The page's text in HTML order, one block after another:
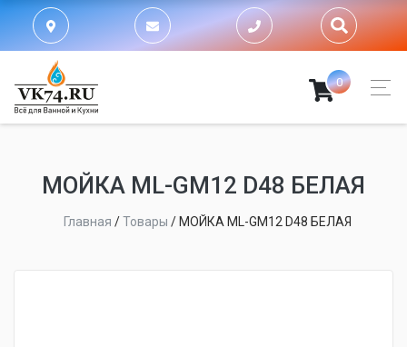
0
МОЙКA ML-GM12 D48 БЕЛАЯ
Главная /Товары / МОЙКA ML-GM12 D48 БЕЛАЯ